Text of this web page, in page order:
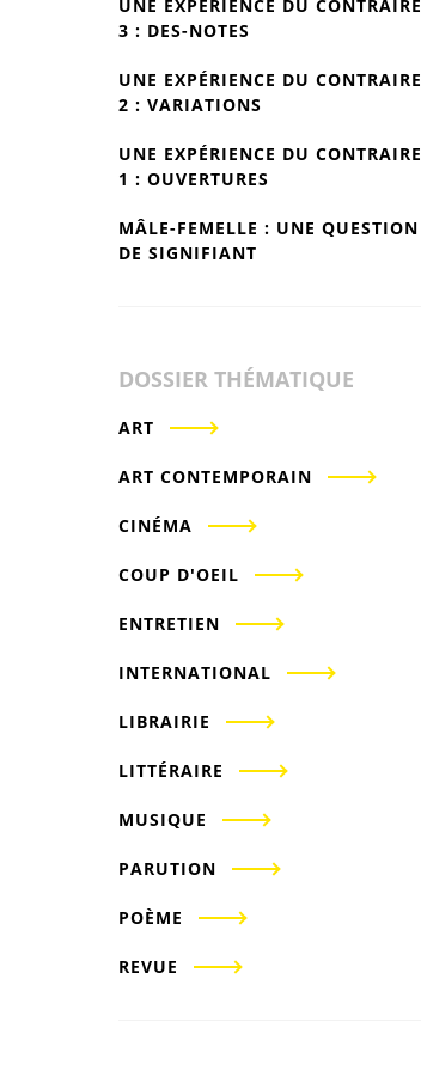
UNE EXPÉRIENCE DU CONTRAIRE
3 : DES-NOTES
UNE EXPÉRIENCE DU CONTRAIRE
2 : VARIATIONS
UNE EXPÉRIENCE DU CONTRAIRE
1 : OUVERTURES
MÂLE-FEMELLE : UNE QUESTION
DE SIGNIFIANT
DOSSIER THÉMATIQUE
ART
ART CONTEMPORAIN
CINÉMA
COUP D'OEIL
ENTRETIEN
INTERNATIONAL
LIBRAIRIE
LITTÉRAIRE
MUSIQUE
PARUTION
POÈME
REVUE